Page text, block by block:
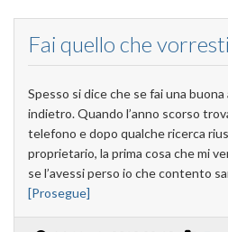
Fai quello che
Spesso si dice che se fai una
indietro. Quando l’anno scorso
telefono e dopo qualche ricerca
proprietario, la prima cosa che mi
se l’avessi perso io che contento
[Prosegue]